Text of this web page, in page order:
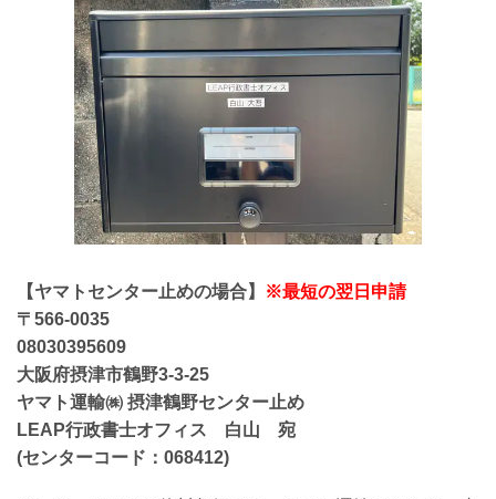
【ヤマトセンター止めの場合】
※最短の翌日申請
〒566-0035
08030395609
大阪府摂津市鶴野3-3-25
ヤマト運輸㈱ 摂津鶴野センター止め
LEAP行政書士オフィス 白山 宛
(センターコード：068412)